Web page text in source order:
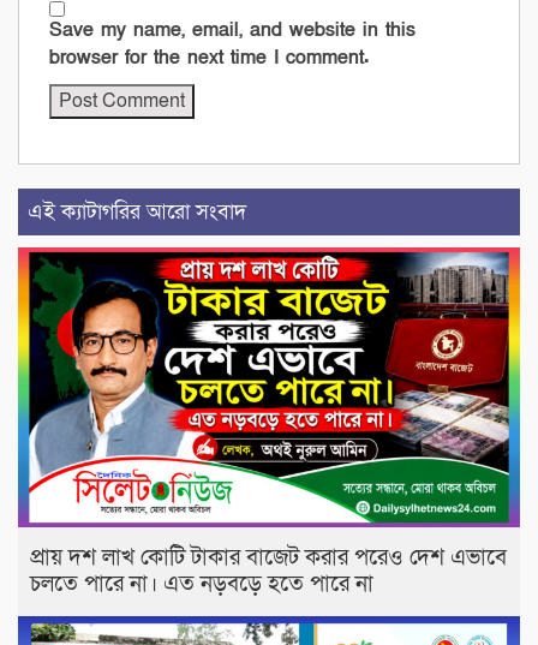
Save my name, email, and website in this
browser for the next time I comment.
এই ক্যাটাগরির আরো সংবাদ
প্রায় দশ লাখ কোটি টাকার বাজেট করার পরেও দেশ এভাবে
চলতে পারে না। এত নড়বড়ে হতে পারে না